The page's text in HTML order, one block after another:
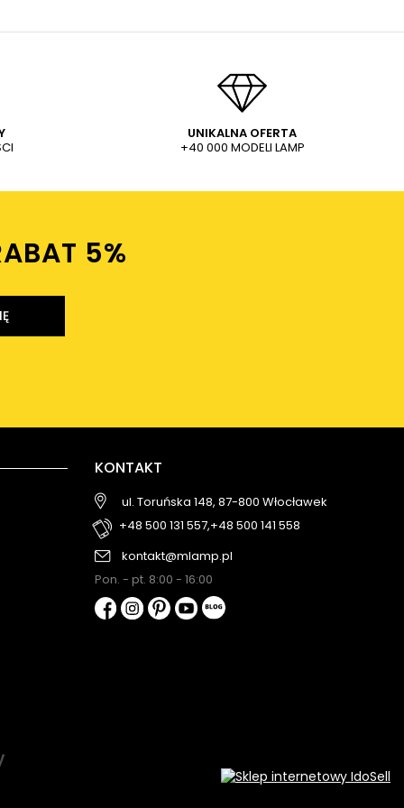
UNIKALNA OFERTA
+40 000 MODELI LAMP
5%ㅤ
KONTAKT
ul. Toruńska 148, 87-800 Włocławek
+48 500 131 557,+48 500 141 558
kontakt@mlamp.pl
Pon. - pt. 8:00 - 16:00